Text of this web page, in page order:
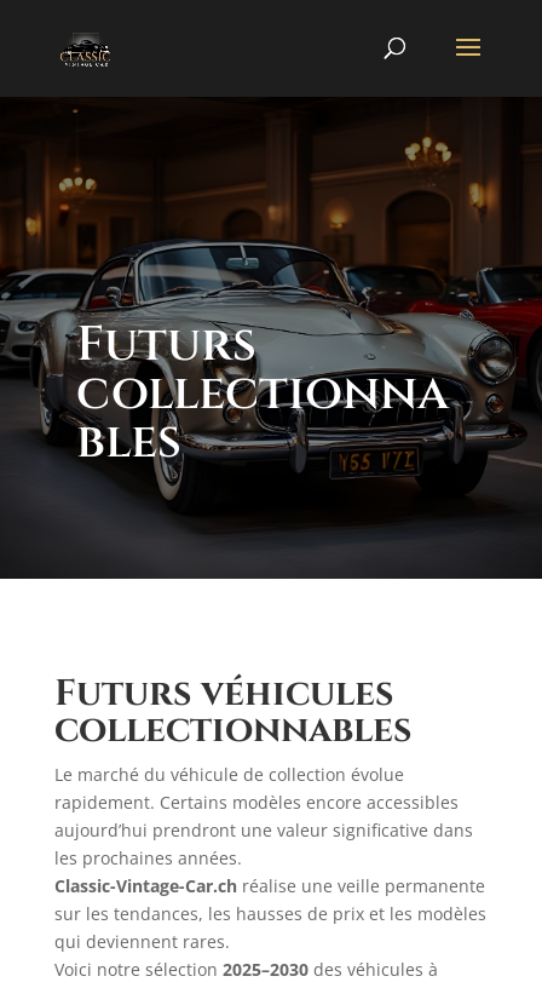
Futurs
collectionna
bles
Futurs véhicules
collectionnables
Le marché du véhicule de collection évolue
rapidement. Certains modèles encore accessibles
aujourd’hui prendront une valeur significative dans
les prochaines années.
Classic-Vintage-Car.chréalise une veille permanente
sur les tendances, les hausses de prix et les modèles
qui deviennent rares.
Voici notre sélection 2025–2030des véhicules à